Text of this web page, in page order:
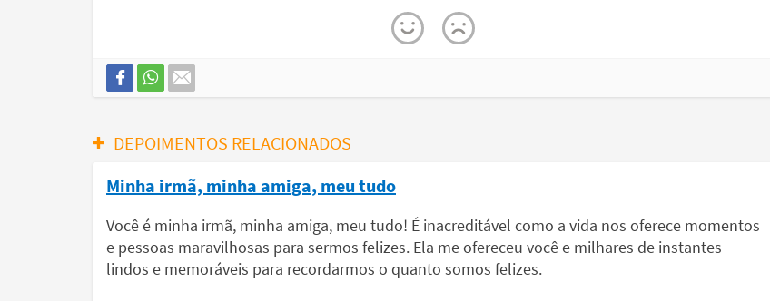
DEPOIMENTOS RELACIONADOS
Minha irmã, minha amiga, meu tudo
Você é minha irmã, minha amiga, meu tudo! É inacreditável como a vida nos oferece momentos
e pessoas maravilhosas para sermos felizes. Ela me ofereceu você e milhares de instantes
lindos e memoráveis para recordarmos o quanto somos felizes.